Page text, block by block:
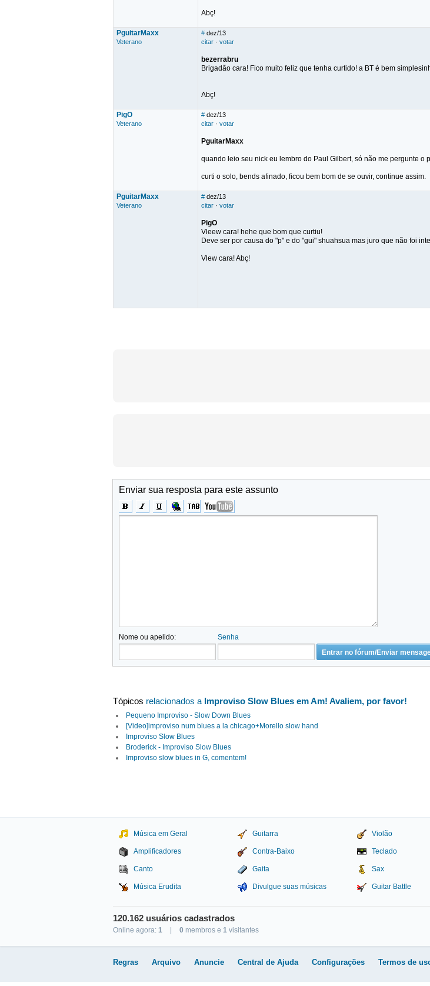
Abç!
PguitarMaxx
Veterano
# dez/13
citar · votar
bezerrabru
Brigadão cara! Fico muito feliz que tenha curtido! a BT é bem
Abç!
PigO
Veterano
# dez/13
citar · votar
PguitarMaxx
quando leio seu nick eu lembro do Paul Gilbert, só não me pergunte o
curti o solo, bends afinado, ficou bem bom de se ouvir, continue assim.
PguitarMaxx
Veterano
# dez/13
citar · votar
PigO
Vleew cara! hehe que bom que curtiu!
Deve ser por causa do "p" e do "gui" shuahsua mas juro que não foi
Vlew cara! Abç!
Enviar sua resposta para este assunto
Nome ou apelido: Senha
Tópicos relacionados a Improviso Slow Blues em Am! Avaliem, por favor!
Pequeno Improviso - Slow Down Blues
[Video]improviso num blues a la chicago+Morello slow hand
Improviso Slow Blues
Broderick - Improviso Slow Blues
Improviso slow blues in G, comentem!
Música em Geral Guitarra Violão
Amplificadores Contra-Baixo Teclado
Canto Gaita Sax
Música Erudita Divulgue suas músicas Guitar Battle
120.162 usuários cadastrados
Online agora: 1 0 membros e 1 visitantes
Regras Arquivo Anuncie Central de Ajuda Configurações Termos de
Studio Sol Comunicação Digital